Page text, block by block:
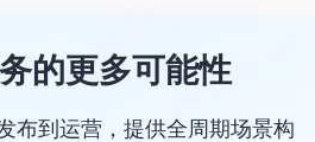
的更多可能性
布到运营，提供全周期场景构